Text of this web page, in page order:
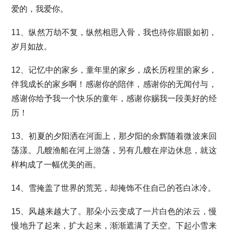
爱的，我爱你。
11、纵然万劫不复，纵然相思入骨，我也待你眉眼如初，
岁月如故。
12、记忆中的家乡，童年里的家乡，成长历程里的家乡，
伴我成长的家乡啊！感谢你的陪伴，感谢你的无闻付与，
感谢你给予我一个快乐的童年，感谢你赐我一段美好的经
历！
13、初夏的夕阳洒在河面上，那夕阳的余辉随着微波来回
荡漾。几艘渔船在河上游荡，另有几艘在岸边休息，就这
样构成了一幅优美的画。
14、雪掩盖了世界的荒芜，却掩饰不住自己的苍白冰冷。
15、风越来越大了。那朵小云变成了一片白色的浓云，慢
慢地升了起来，扩大起来，渐渐遮满了天空。下起小雪来